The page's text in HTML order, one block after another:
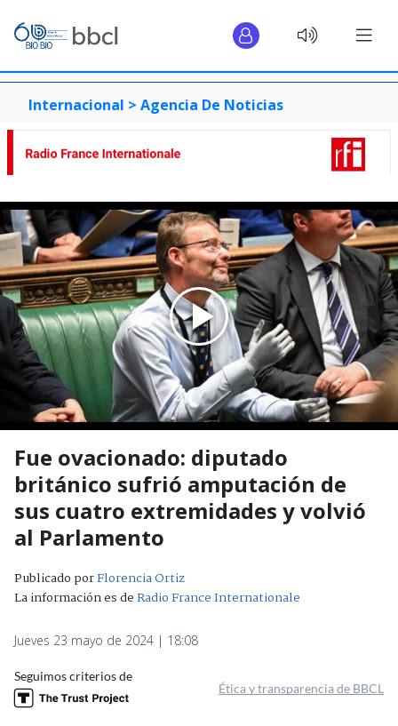
Internacional > Agencia De Noticias
Fue ovacionado: diputado
británico sufrió amputación de
sus cuatro extremidades y volvió
al Parlamento
Publicado porFlorencia Ortiz
La información es deRadio France Internationale
Jueves 23 mayo de 2024 | 18:08
Seguimos criterios de
Ética y transparencia de BBCL